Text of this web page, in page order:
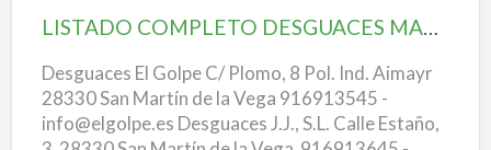
DESGUACES
LISTADO COMPLETO DESGUACES MADRID
Desguaces El Golpe C/ Plomo, 8 Pol. Ind. Aimayr
28330 San Martín de la Vega 916913545 -
info@elgolpe.es Desguaces J.J., S.L. Calle Estaño,